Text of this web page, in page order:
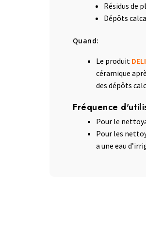
Résidus de
Dépôts
Quand:
Le produit
céramique
des dépôts
Fréquence
Pour le
Pour les
a une eau